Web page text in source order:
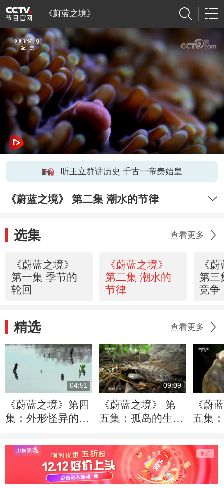
《蔚蓝之境》
听王立群讲历史 千古一帝秦始皇
《蔚蓝之境》 第二集 潮水的节律
选集 查看更多
《蔚蓝之境》
第一集 季节的
轮回
《蔚蓝之境》
第二集 潮水的
节律
《
第三
竞争
精选 查看更多
04:51
《蔚蓝之境》第四
集：外形怪异的生
09:09
《蔚蓝之境》 第
五集：孤岛的生态
《蔚
五集